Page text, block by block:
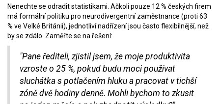
Nenechte se odradit statistikami. Ačkoli pouze 12 % českých firem
má formální politiku pro neurodivergentní zaměstnance (proti 63
% ve Velké Británii), jednotliví nadřízení jsou často flexibilnější, než
by se zdálo. Zaměřte se na řešení:
"Pane řediteli, zjistil jsem, že moje produktivita
vzroste o 25 %, pokud budu moci používat
sluchátka s potlačením hluku a pracovat v tichší
zóně dvě hodiny denně. Mohli bychom to zkusit